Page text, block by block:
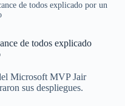
de todos explicado por un
de todos explicado
Microsoft MVP Jair
sus despliegues.